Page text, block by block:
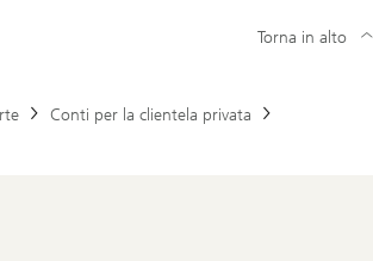
Conti per la clientela privata
Torna in alto